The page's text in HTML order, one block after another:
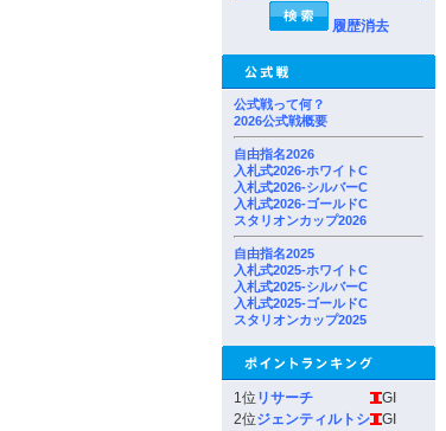
履歴消去
公式戦って何？
2026公式戦概要
自由指名2026
入札式2026-ホワイトC
入札式2026-シルバーC
入札式2026-ゴールドC
スタリオンカップ2026
自由指名2025
入札式2025-ホワイトC
入札式2025-シルバーC
入札式2025-ゴールドC
スタリオンカップ2025
1位 リサーチ
GI
2位ジェンティルトシ
GI